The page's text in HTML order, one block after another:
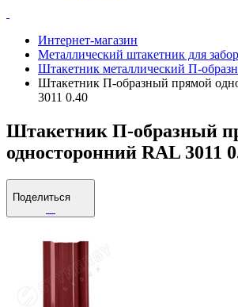
Интернет-магазин
Металлический штакетник для
Штакетник металлический П-
Штакетник П-образный прямой
3011 0.40
Штакетник П-образный
односторонний RAL 3011
Поделиться